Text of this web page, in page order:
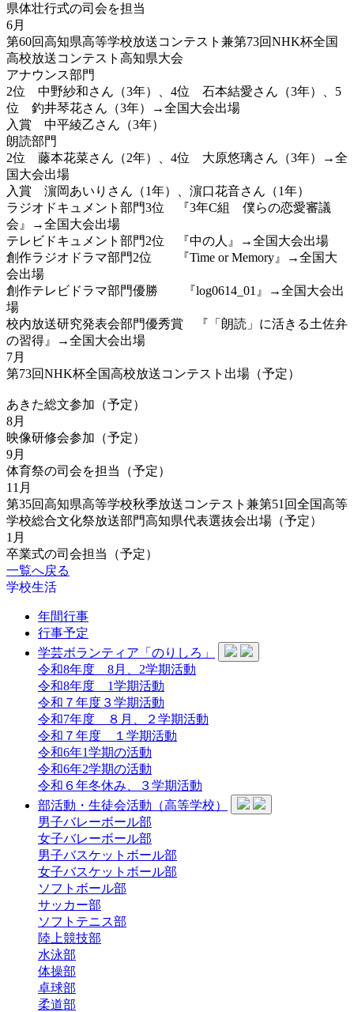
県体壮行式の司会を担当
6月
第60回高知県高等学校放送コンテスト兼第73回NHK杯全国
高校放送コンテスト高知県大会
アナウンス部門
2位 中野紗和さん（3年）、4位 石本結愛さん（3年）、5
位 釣井琴花さん（3年）→全国大会出場
入賞 中平綾乙さん（3年）
朗読部門
2位 藤本花菜さん（2年）、4位 大原悠璃さん（3年）→全
国大会出場
入賞 濵岡あいりさん（1年）、濵口花音さん（1年）
ラジオドキュメント部門3位 『3年C組 僕らの恋愛審議
会』→全国大会出場
テレビドキュメント部門2位 『中の人』→全国大会出場
創作ラジオドラマ部門2位 『Time or Memory』→全国大
会出場
創作テレビドラマ部門優勝 『log0614_01』→全国大会出
場
校内放送研究発表会部門優秀賞 『「朗読」に活きる土佐弁
の習得』→全国大会出場
7月
第73回NHK杯全国高校放送コンテスト出場（予定）
あきた総文参加（予定）
8月
映像研修会参加（予定）
9月
体育祭の司会を担当（予定）
11月
第35回高知県高等学校秋季放送コンテスト兼第51回全国高等
学校総合文化祭放送部門高知県代表選抜会出場（予定）
1月
卒業式の司会担当（予定）
一覧へ戻る
学校生活
年間行事
行事予定
学芸ボランティア「のりしろ」
令和8年度 8月、2学期活動
令和8年度 1学期活動
令和７年度３学期活動
令和7年度 ８月、２学期活動
令和７年度 １学期活動
令和6年1学期の活動
令和6年2学期の活動
令和６年冬休み、３学期活動
部活動・生徒会活動（高等学校）
男子バレーボール部
女子バレーボール部
男子バスケットボール部
女子バスケットボール部
ソフトボール部
サッカー部
ソフトテニス部
陸上競技部
水泳部
体操部
卓球部
柔道部